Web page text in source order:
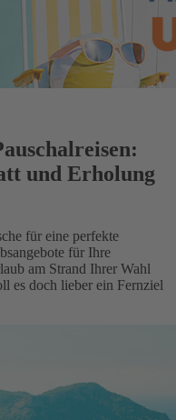
und Erholung
für eine perfekte
für Ihre
am Strand Ihrer Wahl
es doch lieber ein Fernziel